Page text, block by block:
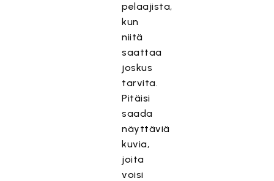
pelaajista,
kun
niitä
saattaa
joskus
tarvita.
Pitäisi
saada
näyttäviä
kuvia,
joita
voisi